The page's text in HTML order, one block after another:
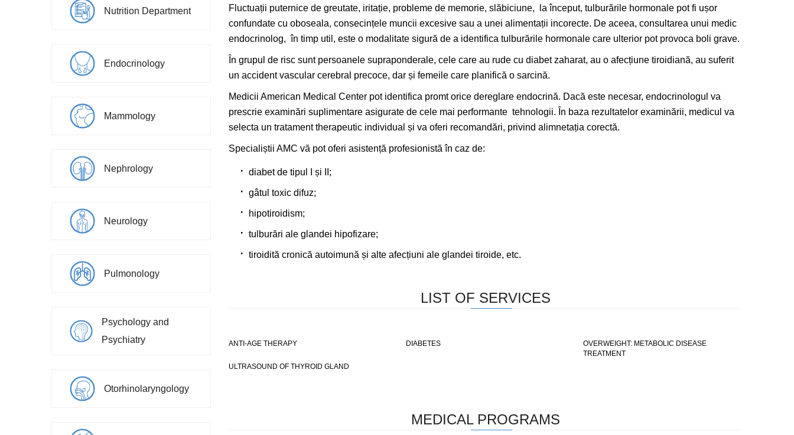
Fluctuații puternice de greutate, iritație, probleme de memorie, slăbiciune, la început, tulburările hormonale pot fi ușor
confundate cu oboseala, consecințele muncii excesive sau a unei alimentații incorecte. De aceea, consultarea unui medic
endocrinolog, în timp util, este o modalitate sigură de a identifica tulburările hormonale care ulterior pot provoca boli grave.
În grupul de risc sunt persoanele supraponderale, cele care au rude cu diabet zaharat, au o afecțiune tiroidiană, au suferit
un accident vascular cerebral precoce, dar și femeile care planifică o sarcină.
Medicii American Medical Center pot identifica promt orice dereglare endocrină. Dacă este necesar, endocrinologul va
prescrie examinări suplimentare asigurate de cele mai performante tehnologii. În baza rezultatelor examinării, medicul va
selecta un tratament therapeutic individual și va oferi recomandări, privind alimnetația corectă.
Specialiștii AMC vă pot oferi asistență profesionistă în caz de:
diabet de tipul I și II;
gâtul toxic difuz;
hipotiroidism;
tulburări ale glandei hipofizare;
tiroidită cronică autoimună și alte afecțiuni ale glandei tiroide, etc.
LIST OF SERVICES
ANTI-AGE THERAPY DIABETES
OVERWEIGHT: METABOLIC DISEASE
TREATMENT
ULTRASOUND OF THYROID GLAND
MEDICAL PROGRAMS
Nutrition Department
Endocrinology
Mammology
Nephrology
Neurology
Pulmonology
Psychology and
Psychiatry
Otorhinolaryngology